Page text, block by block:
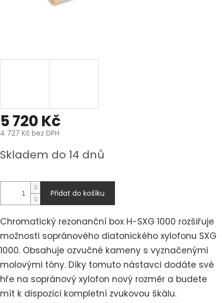
5 720 Kč
4 727 Kč bez DPH
cena:
Skladem do 14 dnů
Přidat do košíku
Chromatický rezonanční box H-SXG 1000 rozšiřuje
možnosti sopránového diatonického xylofonu SXG
1000. Obsahuje ozvučné kameny s vyznačenými
molovými tóny. Díky tomuto nástavci dodáte své
hře na sopránový xylofon nový rozměr a budete
mít k dispozici kompletní zvukovou škálu.